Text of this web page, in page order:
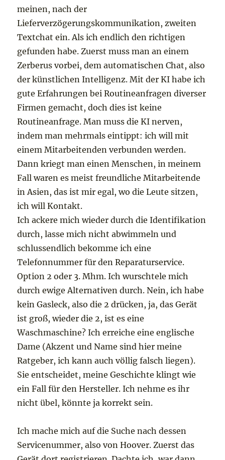
meinen, nach der
Lieferverzögerungskommunikation, zweiten
Textchat ein. Als ich endlich den richtigen
gefunden habe. Zuerst muss man an einem
Zerberus vorbei, dem automatischen Chat, also
der künstlichen Intelligenz. Mit der KI habe ich
gute Erfahrungen bei Routineanfragen diverser
Firmen gemacht, doch dies ist keine
Routineanfrage. Man muss die KI nerven,
indem man mehrmals eintippt: ich will mit
einem Mitarbeitenden verbunden werden.
Dann kriegt man einen Menschen, in meinem
Fall waren es meist freundliche Mitarbeitende
in Asien, das ist mir egal, wo die Leute sitzen,
ich will Kontakt.
Ich ackere mich wieder durch die Identifikation
durch, lasse mich nicht abwimmeln und
schlussendlich bekomme ich eine
Telefonnummer für den Reparaturservice.
Option 2 oder 3. Mhm. Ich wurschtele mich
durch ewige Alternativen durch. Nein, ich habe
kein Gasleck, also die 2 drücken, ja, das Gerät
ist groß, wieder die 2, ist es eine
Waschmaschine? Ich erreiche eine englische
Dame (Akzent und Name sind hier meine
Ratgeber, ich kann auch völlig falsch liegen).
Sie entscheidet, meine Geschichte klingt wie
ein Fall für den Hersteller. Ich nehme es ihr
nicht übel, könnte ja korrekt sein.
Ich mache mich auf die Suche nach dessen
Servicenummer, also von Hoover. Zuerst das